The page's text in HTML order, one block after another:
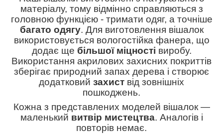
матеріалу, тому відмінно справляються з
головною функцією - тримати одяг, а точніше
багато одягу. Для виготовлення вішалок
використовується вологостійка фанера, що
додає ще більшої міцності виробу.
Використання акрилових захисних покриттів
зберігає природний запах дерева і створює
додатковий захист від зовнішніх
пошкоджень.
Кожна з представлених моделей вішалок —
маленький витвір мистецтва. Аналогів і
повторів немає.